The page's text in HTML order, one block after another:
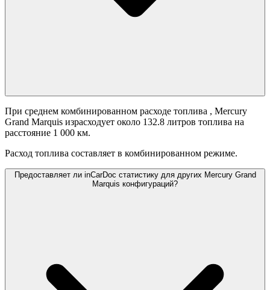
При среднем комбинированном расходе топлива , Mercury
Grand Marquis израсходует около 132.8 литров топлива на
расстояние 1 000 км.
Расход топлива составляет в комбинированном режиме.
Предоставляет ли inCarDoc статистику для других Mercury Grand
Marquis конфигураций?